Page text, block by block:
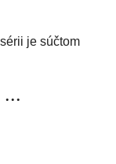
je súčtom
...